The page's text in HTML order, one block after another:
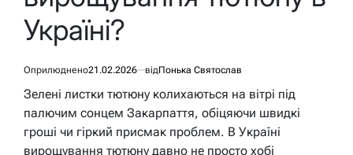
Україні?
Оприлюднено21.02.2026 відПонька Святослав
Зелені листки тютюну колихаються на вітрі під
палючим сонцем Закарпаття, обіцяючи швидкі
гроші чи гіркий присмак проблем. В Україні
вирощування тютюну давно не просто хобі